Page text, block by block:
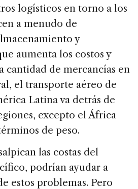
logísticos en torno a los
a menudo de
y
aumenta los costos y
cantidad de mercancías en
el transporte aéreo de
Latina va detrás de
excepto el África
de peso.
las costas del
podrían ayudar a
estos problemas. Pero